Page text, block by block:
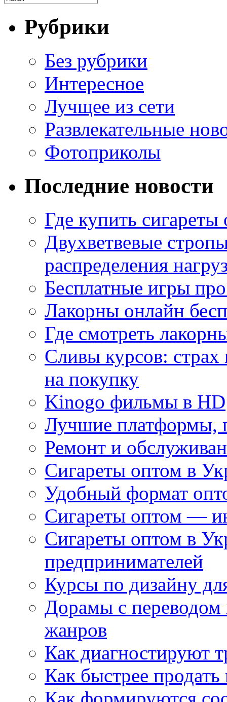
Рубрики
Без рубрики
Интересное
Лучщее из сети
Развлекательные
Фотоприколы
Последние новости
Где купить
Двухветвевые
распределения
Бесплатные игры
Лакорны онлайн
Где смотреть
Сливы курсов:
на покупку
Kinogo фильмы в HD
Лучшие платформы,
Ремонт и
Сигареты оптом в
Удобный формат
Сигареты оптом —
Сигареты оптом в
предпринимателей
Курсы по дизайну
Дорамы с переводом
жанров
Как диагностируют
Как быстрее